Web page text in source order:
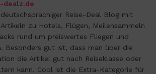
dealz.de
Reise-Deal Blog mit
zu Hotels, Flügen, Meilensammeln
rund um preiswertes Fliegen und
Besonders gut ist, dass man über die
die Artikel gut nach Reiseklasse oder
kann. Cool ist die Extra-Kategorie für